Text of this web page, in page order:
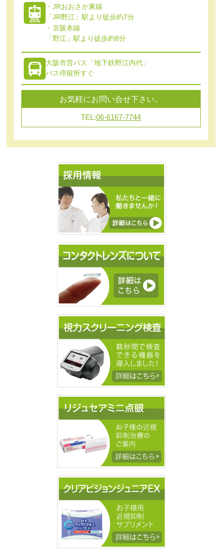
・JRおおさか東線
「JR野江」駅より徒歩約7分
・京阪本線
「野江」駅より徒歩約8分
大阪市営バス「地下鉄野江内代」
バス停留所すぐ
お気軽にお問い合せ下さい。
TEL:06-6167-7744